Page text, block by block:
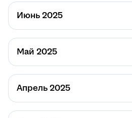
Июнь 2025
Май 2025
Апрель 2025